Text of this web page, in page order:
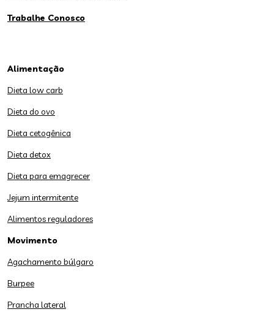
Trabalhe Conosco
Alimentação
Dieta low carb
Dieta do ovo
Dieta cetogênica
Dieta detox
Dieta para emagrecer
Jejum intermitente
Alimentos reguladores
Movimento
Agachamento búlgaro
Burpee
Prancha lateral